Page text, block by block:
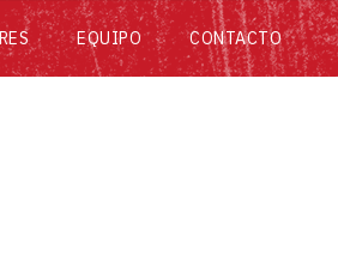
EQUIPO CONTACTO